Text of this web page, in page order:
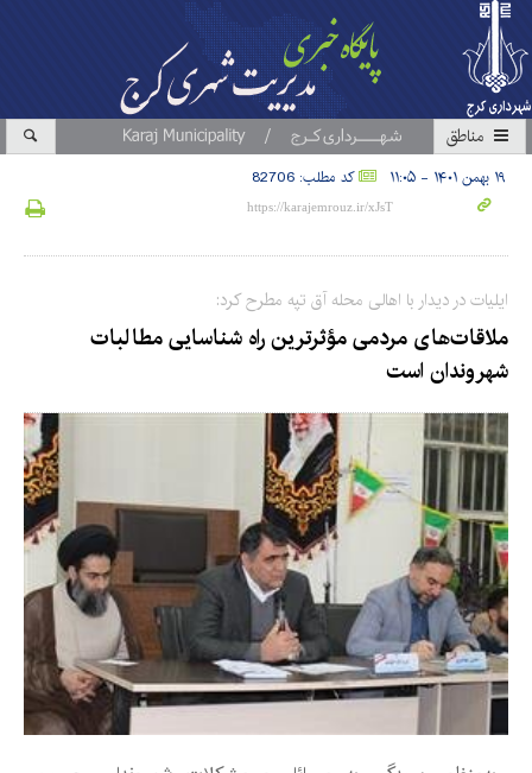
مناطق
۱۹ بهمن ۱۴۰۱ - ۱۱:۰۵ کد مطلب: 82706
ایلیات در دیدار با اهالی محله آق تپه مطرح کرد:
ملاقات‌های مردمی مؤثرترین راه شناسایی مطالبات
شهروندان است